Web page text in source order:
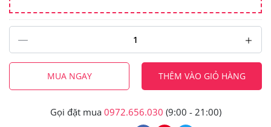
MUA NGAY THÊM VÀO GIỎ HÀNG
Gọi đặt mua 0972.656.030 (9:00 - 21:00)